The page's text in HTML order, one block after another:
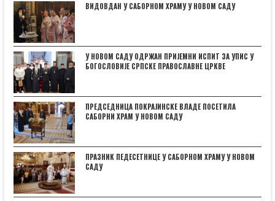
ВИДОВДАН У САБОРНОМ ХРАМУ У НОВОМ САДУ
У НОВОМ САДУ ОДРЖАН ПРИЈЕМНИ ИСПИТ ЗА УПИС У
БОГОСЛОВИЈЕ СРПСКЕ ПРАВОСЛАВНЕ ЦРКВЕ
ПРЕДСЕДНИЦА ПОКРАЈИНСКЕ ВЛАДЕ ПОСЕТИЛА
САБОРНИ ХРАМ У НОВОМ САДУ
ПРАЗНИК ПЕДЕСЕТНИЦЕ У САБОРНОМ ХРАМУ У НОВОМ
САДУ